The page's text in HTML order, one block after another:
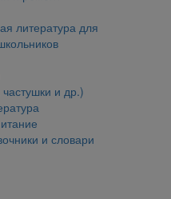
литература для
и др.)
и словари